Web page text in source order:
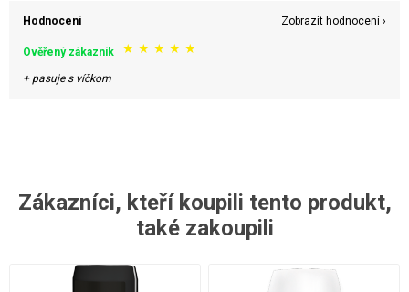
Hodnocení Zobrazit hodnocení ›
Ověřený zákazník ★ ★ ★ ★ ★
+ pasuje s víčkom
Zákazníci, kteří koupili tento produkt,
také zakoupili